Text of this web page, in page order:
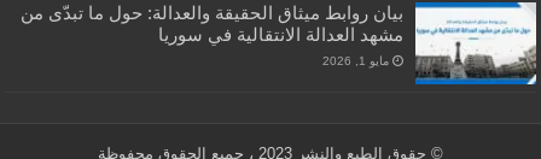
بيان روابط ميثاق الحقيقة والعدالة: حول ما تبدّى من
مشهد العدالة الانتقالية في سوريا
مايو 1, 2026
© حقوق الطبع والنشر 2023 ، جميع الحقوق محفوظة